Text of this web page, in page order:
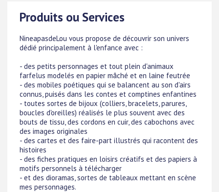
Produits ou Services
NineapasdeLou vous propose de découvrir son univers
dédié principalement à l'enfance avec :
- des petits personnages et tout plein d'animaux
farfelus modelés en papier mâché et en laine feutrée
- des mobiles poétiques qui se balancent au son d'airs
connus, puisés dans les contes et comptines enfantines
- toutes sortes de bijoux (colliers, bracelets, parures,
boucles d'oreilles) réalisés le plus souvent avec des
bouts de tissu, des cordons en cuir, des cabochons avec
des images originales
- des cartes et des faire-part illustrés qui racontent des
histoires
- des fiches pratiques en loisirs créatifs et des papiers à
motifs personnels à télécharger
- et des dioramas, sortes de tableaux mettant en scène
mes personnages.